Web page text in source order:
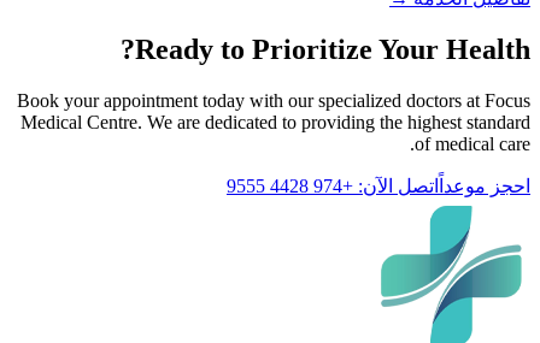
Ready to Prioritize Your Health?
Book your appointment today with our specialized doctors at Focus
Medical Centre. We are dedicated to providing the highest standard
of medical care.
احجز موعداً اتصل الآن: +974 4428 9555